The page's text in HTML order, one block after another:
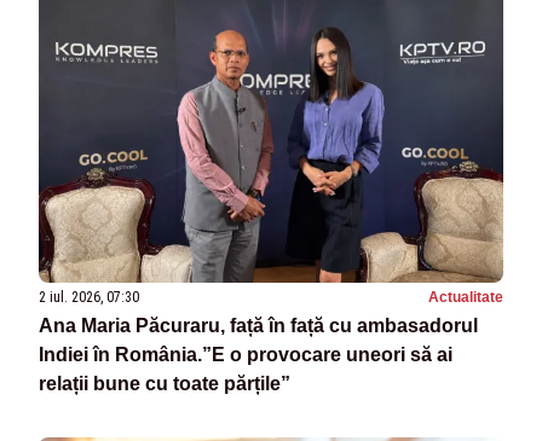
2 iul. 2026, 07:30 Actualitate
Ana Maria Păcuraru, față în față cu ambasadorul
Indiei în România.”E o provocare uneori să ai
relații bune cu toate părțile”